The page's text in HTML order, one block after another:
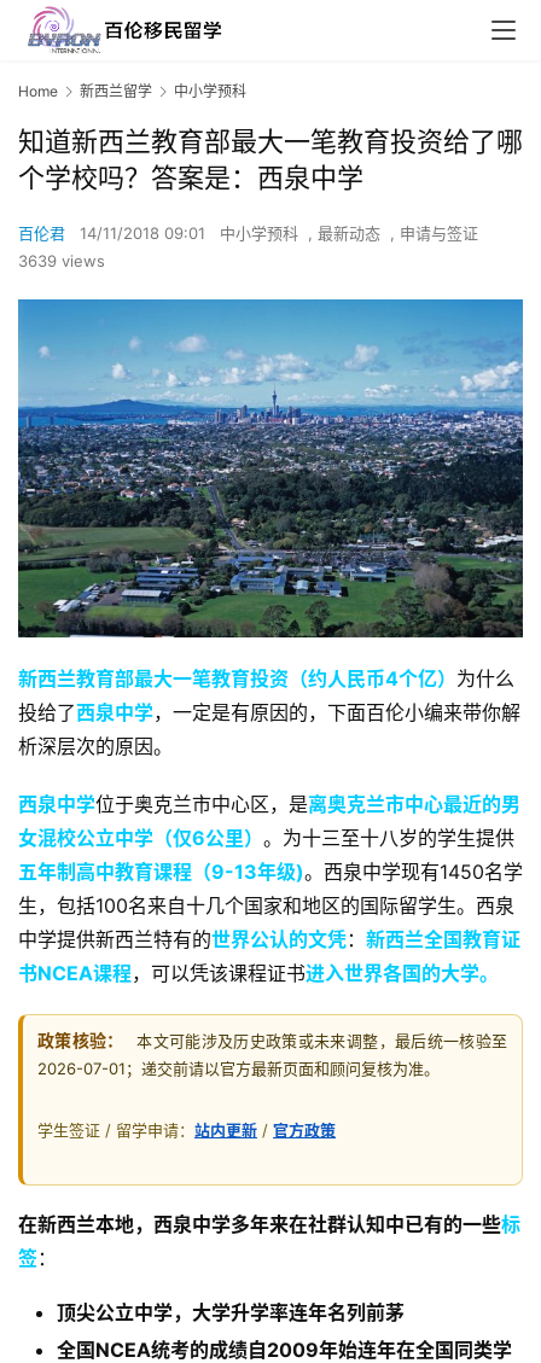
Home 新西兰留学 中小学预科
知道新西兰教育部最大一笔教育投资给了哪
个学校吗？答案是：西泉中学
百伦君 14/11/2018 09:01 中小学预科 , 最新动态 , 申请与签证
3639 views
新西兰教育部最大一笔教育投资（约人民币4个亿） 为什么
投给了西泉中学，一定是有原因的，下面百伦小编来带你解
析深层次的原因。
西泉中学位于奥克兰市中心区，是离奥克兰市中心最近的男
女混校公立中学（仅6公里） 。为十三至十八岁的学生提供
五年制高中教育课程（9-13年级)。西泉中学现有1450名学
生，包括100名来自十几个国家和地区的国际留学生。西泉
中学提供新西兰特有的世界公认的文凭： 新西兰全国教育证
书NCEA课程，可以凭该课程证书进入世界各国的大学。
政策核验：
本文可能涉及历史政策或未来调整，最后统一核验至
2026-07-01；递交前请以官方最新页面和顾问复核为准。
学生签证 / 留学申请： 站内更新 / 官方政策
在新西兰本地，西泉中学多年来在社群认知中已有的一些标
签：
顶尖公立中学，大学升学率连年名列前茅
全国NCEA统考的成绩自2009年始连年在全国同类学